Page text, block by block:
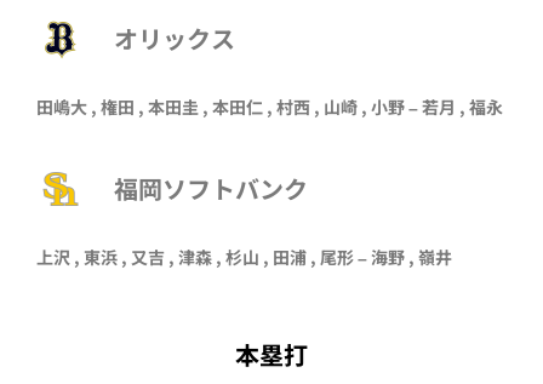
オリックス
田嶋大 , 権田 , 本田圭 , 本田仁 , 村西 , 山崎 , 小野–若月 , 福永
福岡ソフトバンク
上沢 , 東浜 , 又吉 , 津森 , 杉山 , 田浦 , 尾形–海野 , 嶺井
本塁打